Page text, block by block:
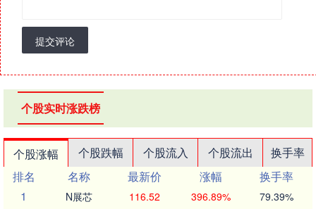
提交评论
个股实时涨跌榜
个股涨幅 个股跌幅 个股流入 个股流出
换手率
排名
名称 最新价 涨幅
换手率
1
N展芯 116.52 396.89% 79.39%